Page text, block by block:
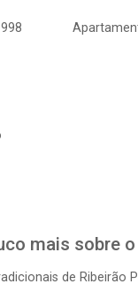
mais sobre
de Ribeirão